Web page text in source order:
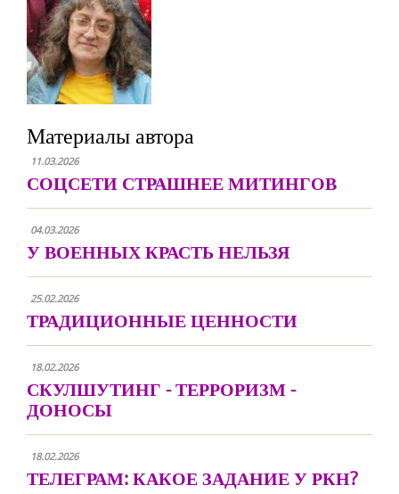
Материалы автора
11.03.2026
СОЦСЕТИ СТРАШНЕЕ МИТИНГОВ
04.03.2026
У ВОЕННЫХ КРАСТЬ НЕЛЬЗЯ
25.02.2026
ТРАДИЦИОННЫЕ ЦЕННОСТИ
18.02.2026
СКУЛШУТИНГ - ТЕРРОРИЗМ -
ДОНОСЫ
18.02.2026
ТЕЛЕГРАМ: КАКОЕ ЗАДАНИЕ У РКН?